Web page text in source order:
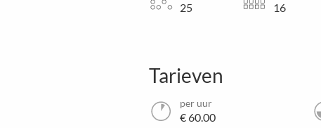
25 16
Tarieven
per uur
€ 60.00